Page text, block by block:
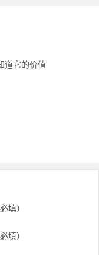
道它的价值
填）
填）